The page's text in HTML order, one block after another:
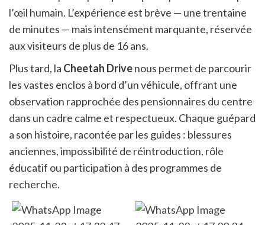
l’œil humain. L’expérience est brève — une trentaine
de minutes — mais intensément marquante, réservée
aux visiteurs de plus de 16 ans.
Plus tard, la Cheetah Drivenous permet de parcourir
les vastes enclos à bord d’un véhicule, offrant une
observation rapprochée des pensionnaires du centre
dans un cadre calme et respectueux. Chaque guépard
a son histoire, racontée par les guides : blessures
anciennes, impossibilité de réintroduction, rôle
éducatif ou participation à des programmes de
recherche.